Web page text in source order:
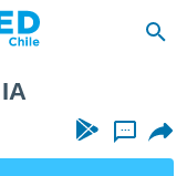
...